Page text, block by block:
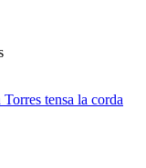
tensa la corda